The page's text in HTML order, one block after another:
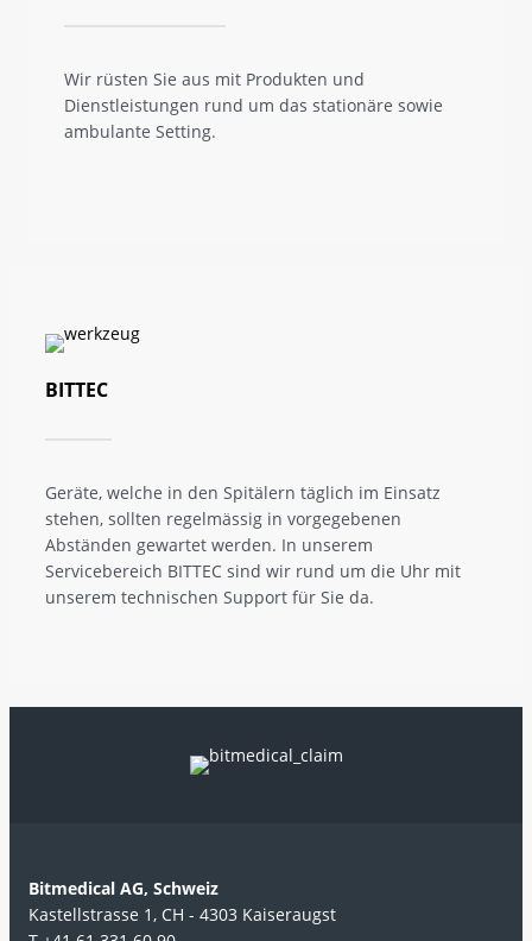
Wir rüsten Sie aus mit Produkten und
Dienstleistungen rund um das stationäre sowie
ambulante Setting.
BITTEC
Geräte, welche in den Spitälern täglich im Einsatz
stehen, sollten regelmässig in vorgegebenen
Abständen gewartet werden. In unserem
Servicebereich BITTEC sind wir rund um die Uhr mit
unserem technischen Support für Sie da.
Bitmedical AG, Schweiz
Kastellstrasse 1, CH - 4303 Kaiseraugst